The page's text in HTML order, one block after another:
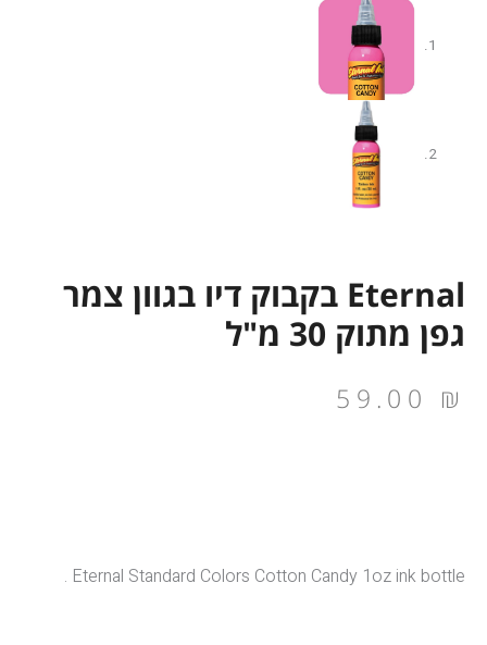
Eternal בקבוק דיו בגוון צמר
גפן מתוק 30 מ"ל
59.00 ₪
Eternal Standard Colors Cotton Candy 1oz ink bottle .